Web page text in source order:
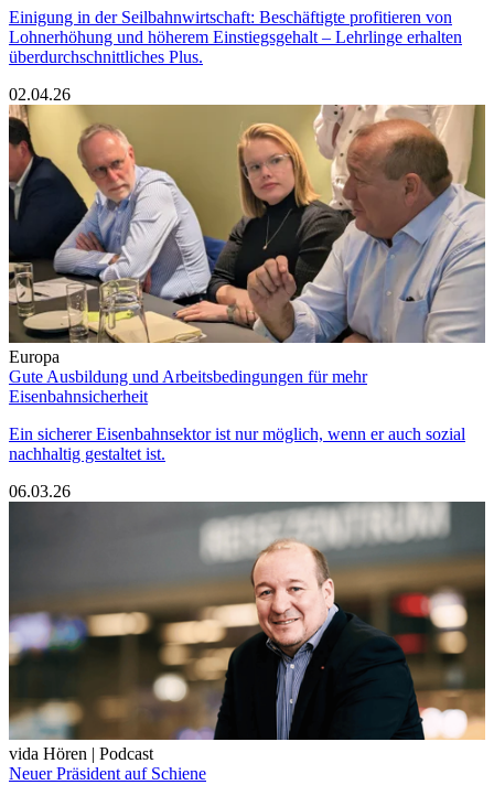
Einigung in der Seilbahnwirtschaft: Beschäftigte profitieren von
Lohnerhöhung und höherem Einstiegsgehalt – Lehrlinge erhalten
überdurchschnittliches Plus.
02.04.26
Europa
Gute Ausbildung und Arbeitsbedingungen für mehr
Eisenbahnsicherheit
Ein sicherer Eisenbahnsektor ist nur möglich, wenn er auch sozial
nachhaltig gestaltet ist.
06.03.26
vida Hören | Podcast
Neuer Präsident auf Schiene